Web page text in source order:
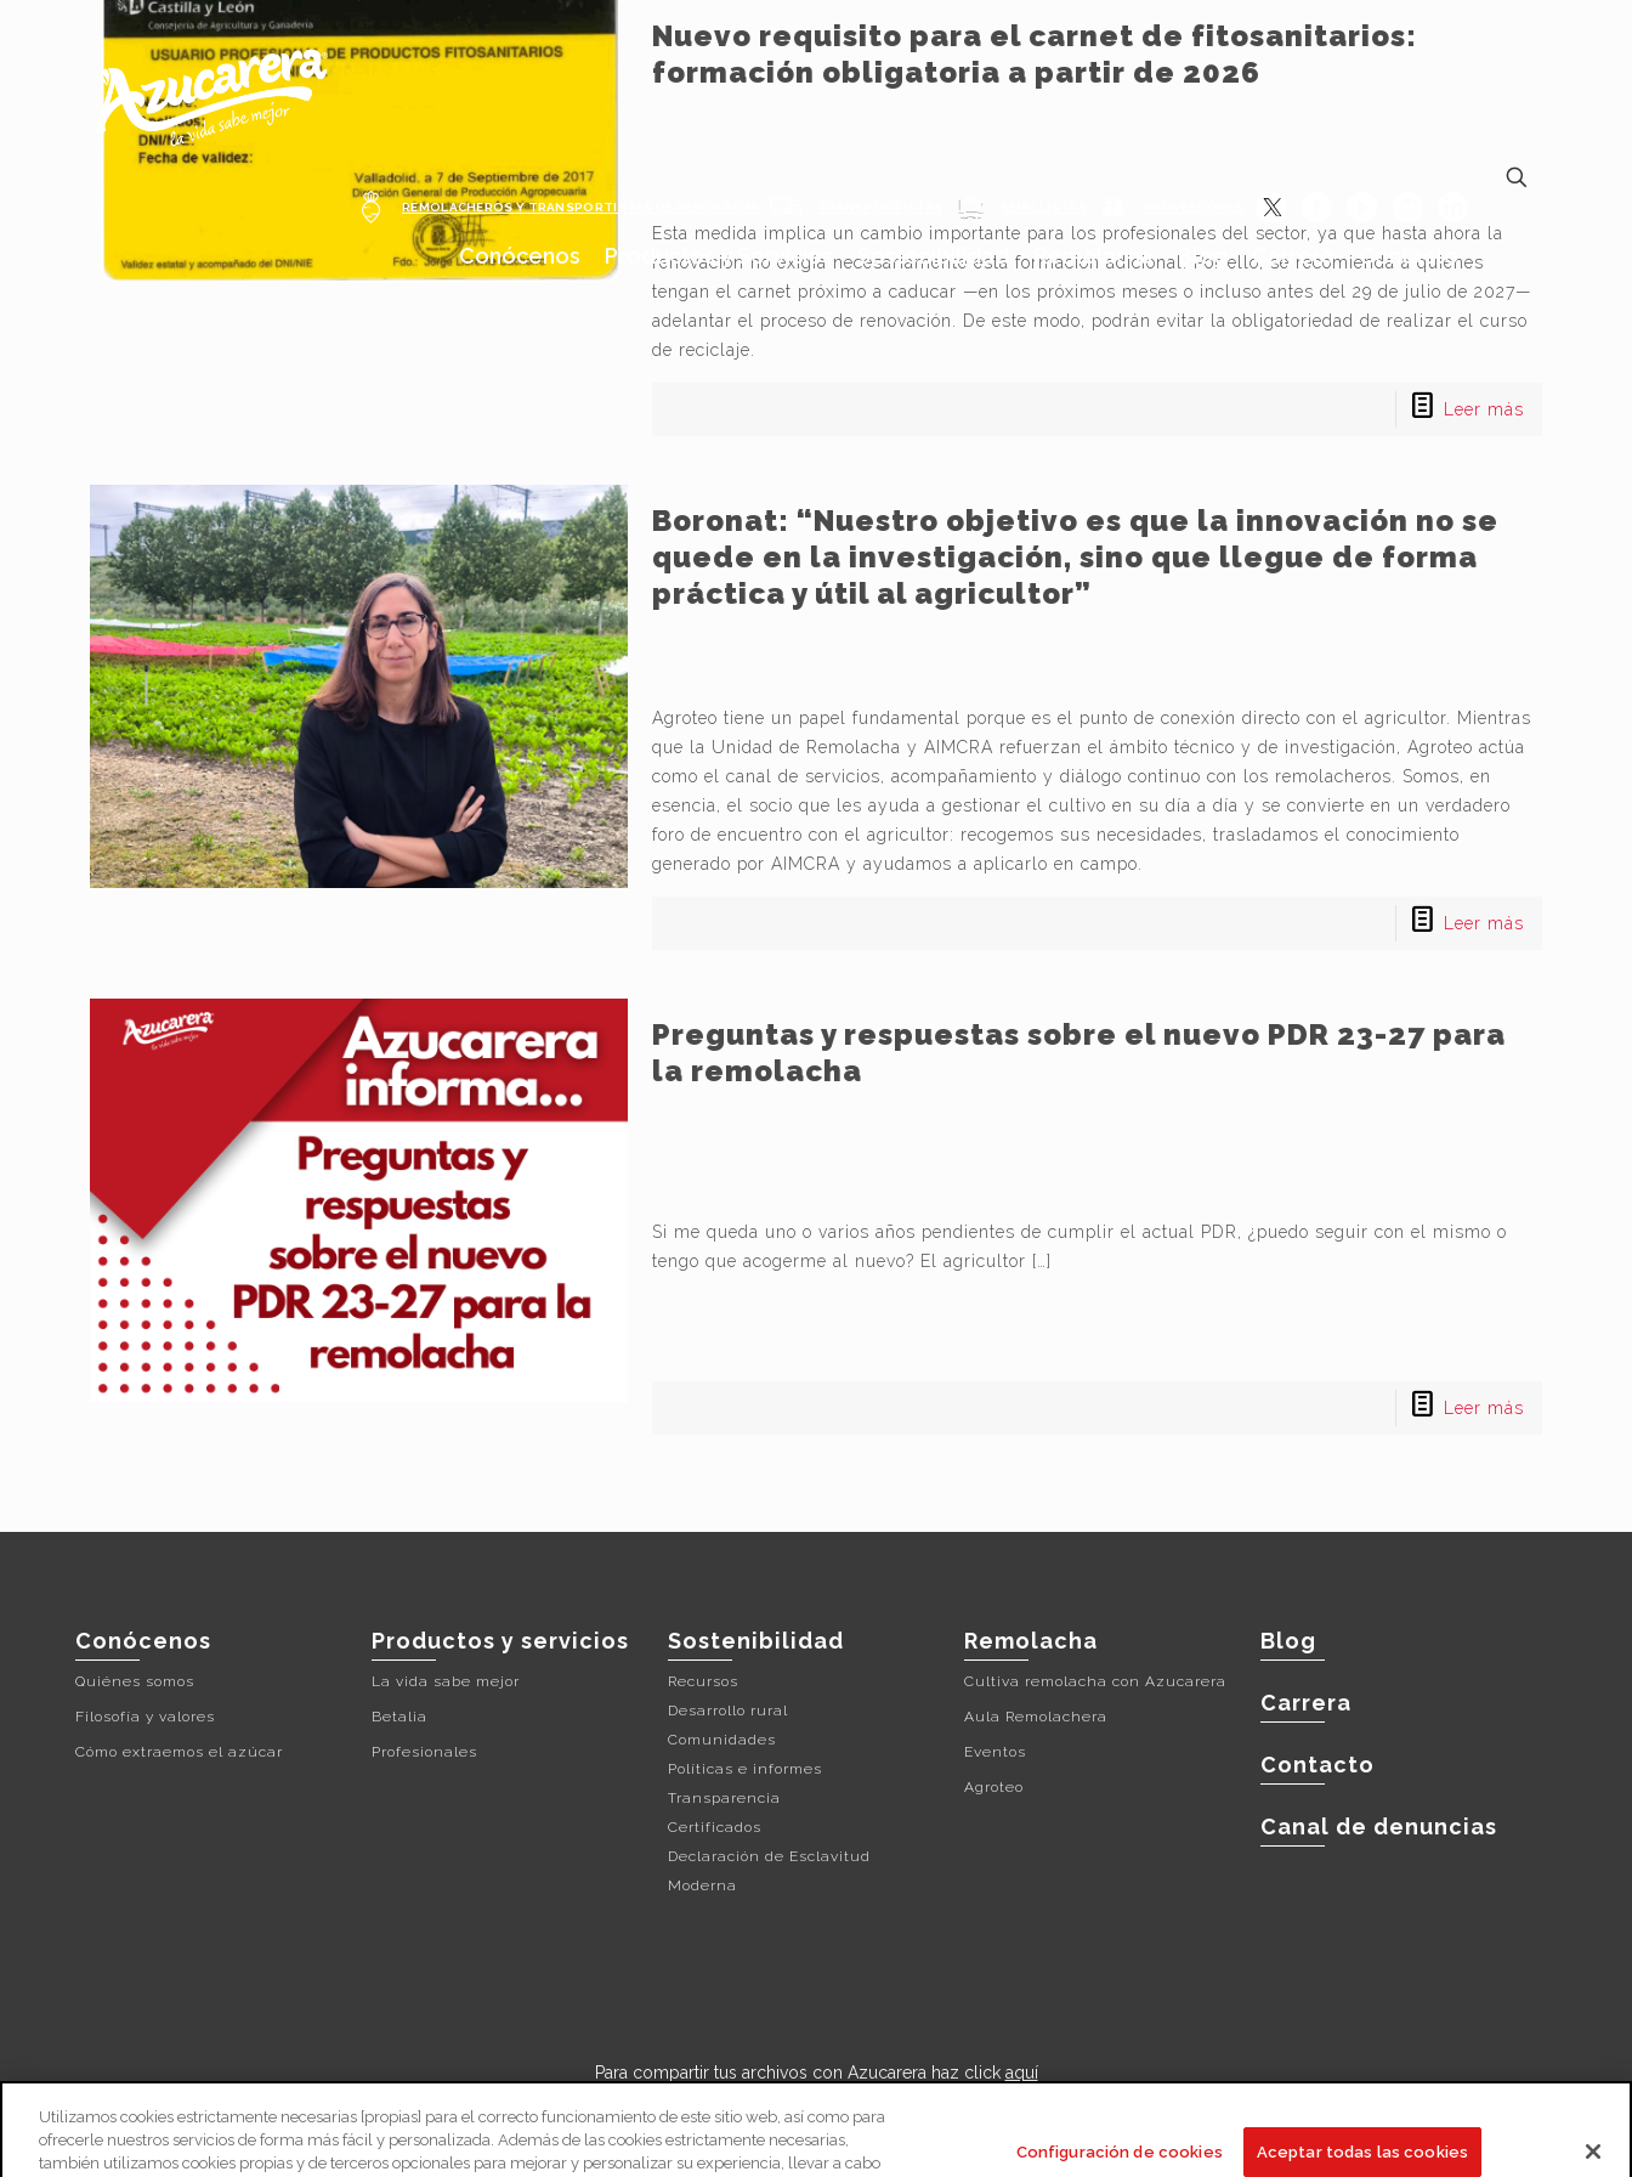
REMOLACHEROS Y TRANSPORTISTAS DE REMOLACHA
Conócenos Productos y Servicios Sostenibilidad Remolacha Blog Carrera Contacto
Nuevo requisito para el carnet de fitosanitarios:
formación obligatoria a partir de 2026
Esta medida implica un cambio importante para los profesionales del sector, ya que hasta ahora la
renovación no exigía necesariamente esta formación adicional. Por ello, se recomienda a quienes
tengan el carnet próximo a caducar —en los próximos meses o incluso antes del 29 de julio de 2027—
adelantar el proceso de renovación. De este modo, podrán evitar la obligatoriedad de realizar el curso
de reciclaje.
Leer más
Boronat: “Nuestro objetivo es que la innovación no se
quede en la investigación, sino que llegue de forma
práctica y útil al agricultor”
Agroteo tiene un papel fundamental porque es el punto de conexión directo con el agricultor. Mientras
que la Unidad de Remolacha y AIMCRA refuerzan el ámbito técnico y de investigación, Agroteo actúa
como el canal de servicios, acompañamiento y diálogo continuo con los remolacheros. Somos, en
esencia, el socio que les ayuda a gestionar el cultivo en su día a día y se convierte en un verdadero
foro de encuentro con el agricultor: recogemos sus necesidades, trasladamos el conocimiento
generado por AIMCRA y ayudamos a aplicarlo en campo.
Leer más
Preguntas y respuestas sobre el nuevo PDR 23-27 para
la remolacha
Si me queda uno o varios años pendientes de cumplir el actual PDR, ¿puedo seguir con el mismo o
tengo que acogerme al nuevo? El agricultor […]
Leer más
Conócenos
Quiénes somos
Filosofía y valores
Cómo extraemos el azúcar
Productos y servicios
La vida sabe mejor
Betalia
Profesionales
Sostenibilidad
Recursos
Desarrollo rural
Comunidades
Políticas e informes
Transparencia
Certificados
Declaración de Esclavitud
Moderna
Remolacha
Cultiva remolacha con Azucarera
Aula Remolachera
Eventos
Agroteo
Blog
Carrera
Contacto
Canal de denuncias
Para compartir tus archivos con Azucarera haz click aquí
Mapa Web Aviso Legal Aviso de privacidad Política de cookies Proveedores
Utilizamos cookies estrictamente necesarias [propias] para el correcto funcionamiento de este sitio web, así como para
ofrecerle nuestros servicios de forma más fácil y personalizada. Además de las cookies estrictamente necesarias,
también utilizamos cookies propias y de terceros opcionales para mejorar y personalizar su experiencia, llevar a cabo
Configuración de cookies Aceptar todas las cookies